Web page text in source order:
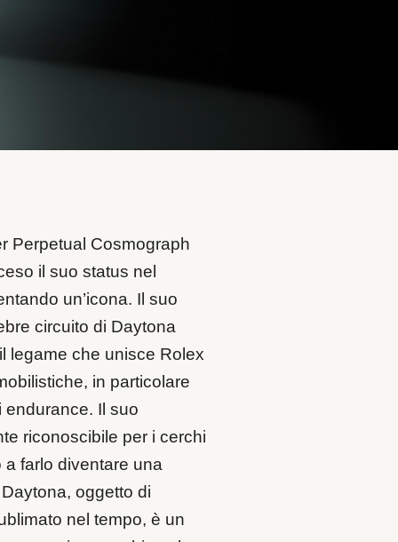
Perpetual Cosmograph
il suo status nel
un’icona. Il suo
circuito di Daytona
legame che unisce Rolex
in particolare
endurance. Il suo
riconoscibile per i cerchi
farlo diventare una
oggetto di
nel tempo, è un